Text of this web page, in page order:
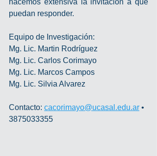
hacemos extensiva la invitación a que
puedan responder.
Equipo de Investigación:
Mg. Lic. Martin Rodríguez
Mg. Lic. Carlos Corimayo
Mg. Lic. Marcos Campos
Mg. Lic. Silvia Alvarez
Contacto: cacorimayo@ucasal.edu.ar •
3875033355